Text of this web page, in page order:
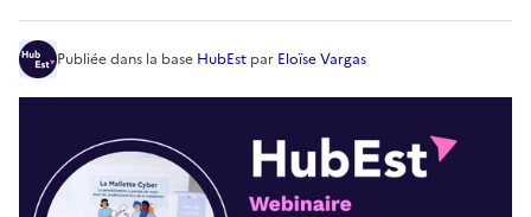
Publiéedans la base HubEst par Eloïse Vargas